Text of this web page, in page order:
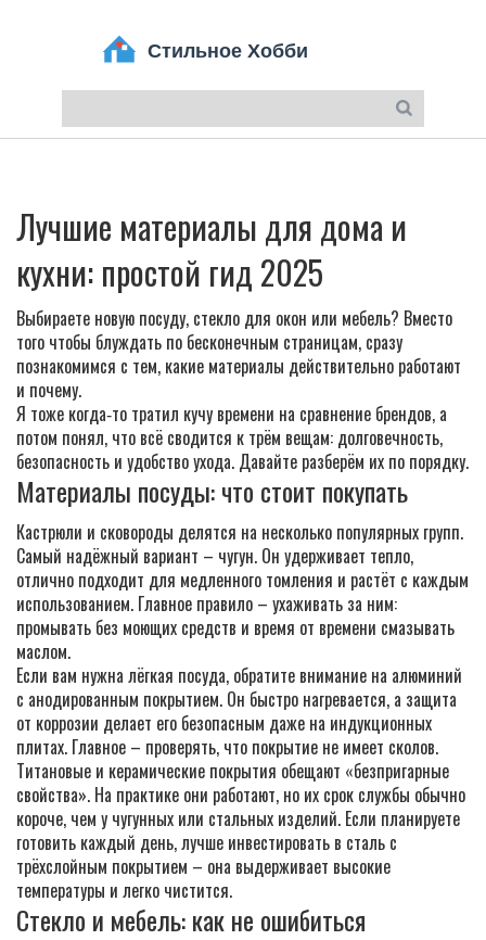
Лучшие материалы для дома и
кухни: простой гид 2025
Выбираете новую посуду, стекло для окон или мебель? Вместо
того чтобы блуждать по бесконечным страницам, сразу
познакомимся с тем, какие материалы действительно работают
и почему.
Я тоже когда‑то тратил кучу времени на сравнение брендов, а
потом понял, что всё сводится к трём вещам: долговечность,
безопасность и удобство ухода. Давайте разберём их по порядку.
Материалы посуды: что стоит покупать
Кастрюли и сковороды делятся на несколько популярных групп.
Самый надёжный вариант – чугун. Он удерживает тепло,
отлично подходит для медленного томления и растёт с каждым
использованием. Главное правило – ухаживать за ним:
промывать без моющих средств и время от времени смазывать
маслом.
Если вам нужна лёгкая посуда, обратите внимание на алюминий
с анодированным покрытием. Он быстро нагревается, а защита
от коррозии делает его безопасным даже на индукционных
плитах. Главное – проверять, что покрытие не имеет сколов.
Титановые и керамические покрытия обещают «безпригарные
свойства». На практике они работают, но их срок службы обычно
короче, чем у чугунных или стальных изделий. Если планируете
готовить каждый день, лучше инвестировать в сталь с
трёхслойным покрытием – она выдерживает высокие
температуры и легко чистится.
Стекло и мебель: как не ошибиться